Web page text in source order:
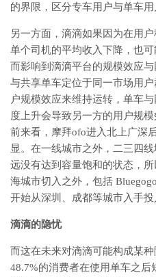
的界限，区分专车用户与单车用
另一方面，滴滴如果因为在用
单个司机的平均收入下降，也
而影响到滴滴平台的规模效应
与共享单车定位于同一市场用
户规模效应来维持运转，单车
度上升会导致另一方的用户规
前来看，摩拜ofo进入北上广深
显。在一线城市之外，二三四
远没有达到容量饱和的状态，
海城市切入之外，包括
开始从深圳、成都等城市入手投
滴滴的隐忧
而这在未来对滴滴可能构成某
48.7%的消费者在使用单车之